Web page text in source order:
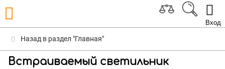
Вход
Назад в раздел "Главная"
Встраиваемый светильник